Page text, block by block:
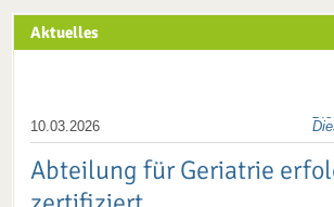
Aktuelles
10.03.2026
Abteilung für Geriatrie
Der Aufsichtsrat des Kreiskrankenhaus
jüngsten Sitzung die Ernennung des Ärztlichen
Das Kreiskrankenhaus Weilburg hat von der